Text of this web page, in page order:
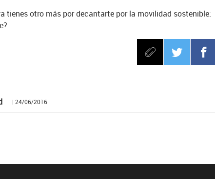
tienes otro más por decantarte por la movilidad sostenible:
| 24/06/2016